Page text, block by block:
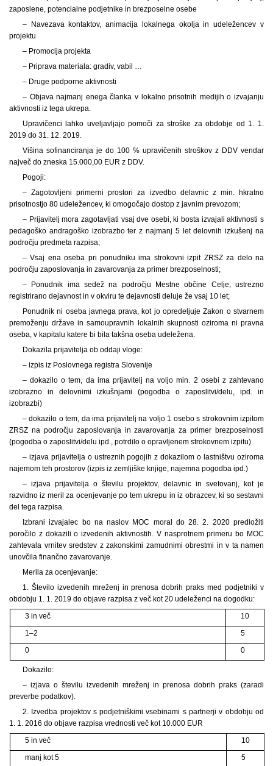
zaposlene, potencialne podjetnike in brezposelne osebe
– Navezava kontaktov, animacija lokalnega okolja in udeležencev v
projektu
– Promocija projekta
– Priprava materiala: gradiv, vabil …
– Druge podporne aktivnosti
– Objava najmanj enega članka v lokalno prisotnih medijih o izvajanju
aktivnosti iz tega ukrepa.
Upravičenci lahko uveljavljajo pomoči za stroške za obdobje od 1. 1.
2019 do 31. 12. 2019.
Višina sofinanciranja je do 100 % upravičenih stroškov z DDV vendar
največ do zneska 15.000,00 EUR z DDV.
Pogoji:
– Zagotovljeni primerni prostori za izvedbo delavnic z min. hkratno
prisotnostjo 80 udeležencev, ki omogočajo dostop z javnim prevozom;
– Prijavitelj mora zagotavljati vsaj dve osebi, ki bosta izvajali aktivnosti s
pedagoško andragoško izobrazbo ter z najmanj 5 let delovnih izkušenj na
področju predmeta razpisa;
– Vsaj ena oseba pri ponudniku ima strokovni izpit ZRSZ za delo na
področju zaposlovanja in zavarovanja za primer brezposelnosti;
– Ponudnik ima sedež na področju Mestne občine Celje, ustrezno
registrirano dejavnost in v okviru te dejavnosti deluje že vsaj 10 let;
Ponudnik ni oseba javnega prava, kot jo opredeljuje Zakon o stvarnem
premoženju države in samoupravnih lokalnih skupnosti oziroma ni pravna
oseba, v kapitalu katere bi bila takšna oseba udeležena.
Dokazila prijavitelja ob oddaji vloge:
– izpis iz Poslovnega registra Slovenije
– dokazilo o tem, da ima prijavitelj na voljo min. 2 osebi z zahtevano
izobrazno in delovnimi izkušnjami (pogodba o zaposlitvi/delu, ipd. in
izobrazbi)
– dokazilo o tem, da ima prijavitelj na voljo 1 osebo s strokovnim izpitom
ZRSZ na področju zaposlovanja in zavarovanja za primer brezposelnosti
(pogodba o zaposlitvi/delu ipd., potrdilo o opravljenem strokovnem izpitu)
– izjava prijavitelja o ustreznih pogojih z dokazilom o lastništvu oziroma
najemom teh prostorov (izpis iz zemljiške knjige, najemna pogodba ipd.)
– izjava prijavitelja o številu projektov, delavnic in svetovanj, kot je
razvidno iz meril za ocenjevanje po tem ukrepu in iz obrazcev, ki so sestavni
del tega razpisa.
Izbrani izvajalec bo na naslov MOC moral do 28. 2. 2020 predložiti
poročilo z dokazili o izvedenih aktivnostih. V nasprotnem primeru bo MOC
zahtevala vrnitev sredstev z zakonskimi zamudnimi obrestmi in v ta namen
unovčila finančno zavarovanje.
Merila za ocenjevanje:
1. Število izvedenih mreženj in prenosa dobrih praks med podjetniki v
obdobju 1. 1. 2019 do objave razpisa z več kot 20 udeleženci na dogodku:
3 in več
10
1–2
5
0
0
Dokazilo:
– izjava o številu izvedenih mreženj in prenosa dobrih praks (zaradi
preverbe podatkov).
2. Izvedba projektov s podjetniškimi vsebinami s partnerji v obdobju od
1. 1. 2016 do objave razpisa vrednosti več kot 10.000 EUR
5 in več
10
manj kot 5
5